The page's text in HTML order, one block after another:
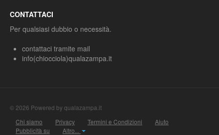
CONTATTACI
Per qualsiasi dubbio o necessità.
contattaci tramite mail
info(chiocciola)qualazampa.it
© 2026 Powered by qualazampa.it
Chi siamo
Privacy Termini e Condizioni
Aiuto
Pubblicità su
Altro...